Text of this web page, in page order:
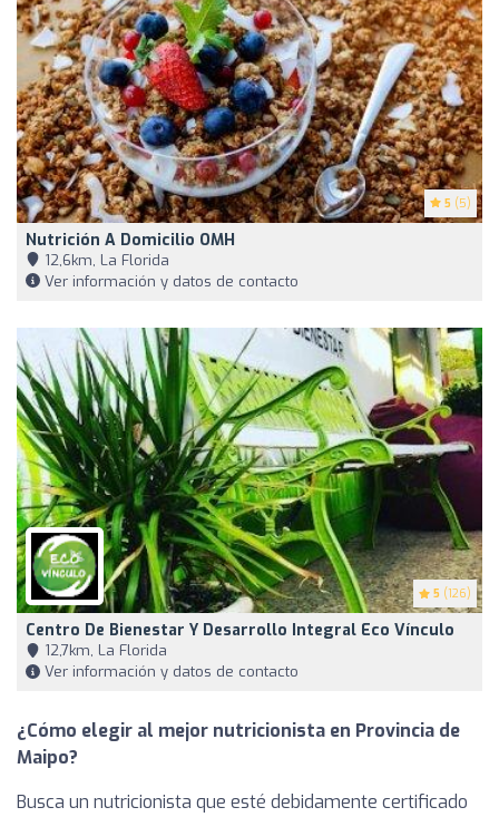
5 (5)
Nutrición A Domicilio OMH
12,6km, La Florida
Ver información y datos de contacto
5 (126)
Centro De Bienestar Y Desarrollo Integral Eco Vínculo
12,7km, La Florida
Ver información y datos de contacto
¿Cómo elegir al mejor nutricionista en Provincia de
Maipo?
Busca un nutricionista que esté debidamente certificado